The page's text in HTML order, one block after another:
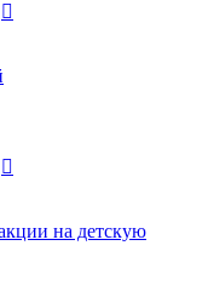
на детскую